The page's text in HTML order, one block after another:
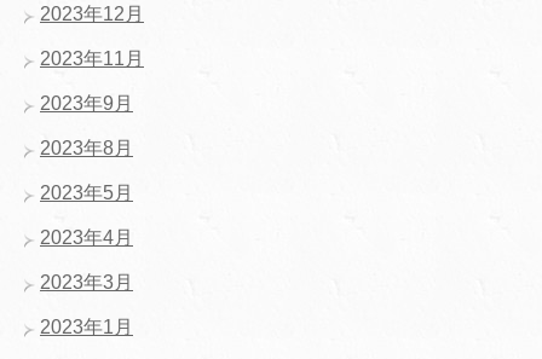
2023年12月
2023年11月
2023年9月
2023年8月
2023年5月
2023年4月
2023年3月
2023年1月